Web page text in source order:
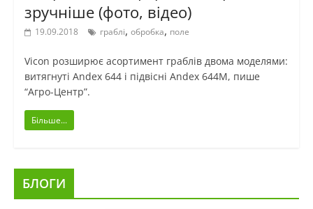
зручніше (фото, відео)
19.09.2018 граблі, обробка, поле
Vicon розширює асортимент граблів двома моделями:
витягнуті Andex 644 і підвісні Andex 644M, пише
“Агро-Центр”.
Більше...
БЛОГИ